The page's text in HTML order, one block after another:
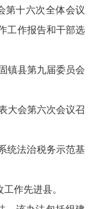
第十六次全体会议
工作报告和干部选
镇县第九届委员会
大会第六次会议召
统法治税务示范基
作先进县。